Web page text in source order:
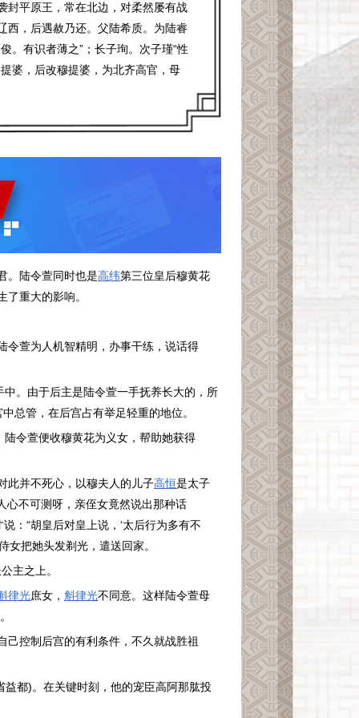
封平原王，常在北边，对柔然屡有战
西，后遇赦乃还。父陆希质。为陆睿
。有识者薄之”；长子珣。次子瑾“性
婆，后改穆提婆，为北齐高官，母
。陆令萱同时也是高纬第三位皇后穆黄花
重大的影响。
令萱为人机智精明，办事干练，说话得
中。由于后主是陆令萱一手抚养长大的，所
总管，在后宫占有举足轻重的地位。
陆令萱便收穆黄花为义女，帮助她获得
此并不死心，以穆夫人的儿子高恒是太子
心不可测呀，亲侄女竟然说出那种话
：“胡皇后对皇上说，‘太后行为多有不
女把她头发剃光，遣送回家。
主之上。
律光庶女，斛律光不同意。这样陆令萱母
。
己控制后宫的有利条件，不久就战胜祖
益都)。在关键时刻，他的宠臣高阿那肱投